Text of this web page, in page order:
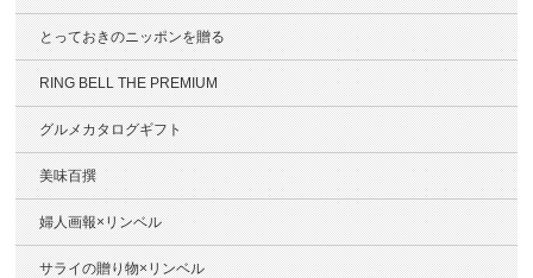
とっておきのニッポンを贈る
RING BELL THE PREMIUM
グルメカタログギフト
美味百撰
婦人画報×リンベル
サライの贈り物×リンベル